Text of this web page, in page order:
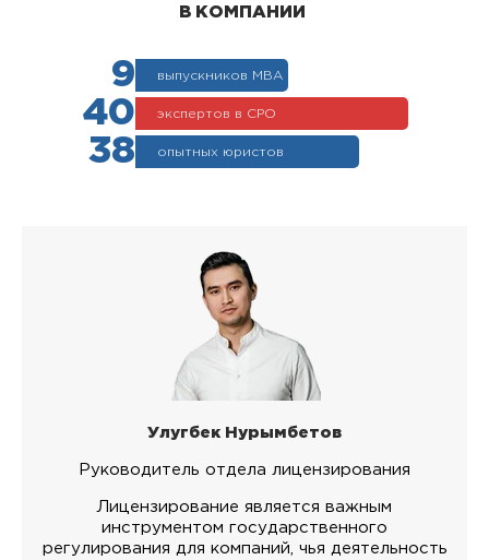
В КОМПАНИИ
9 выпускников МВА
40 экспертов в СРО
38 опытных юристов
Улугбек Нурымбетов
Руководитель отдела лицензирования
Лицензирование является важным
инструментом государственного
регулирования для компаний, чья деятельность